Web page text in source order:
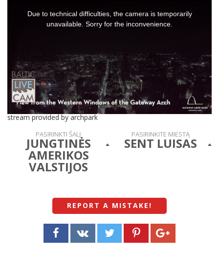
Due to technical difficulties, the camera is temporarily
unavailable. Sorry for the inconvenience.
stream provided by archpark
PASIRINKTI ŠALĮ
JUNGTINĖS
AMERIKOS
VALSTIJOS
PASIRINKITE MIESTĄ
SENT LUISAS
REPORT A MISTAKE !